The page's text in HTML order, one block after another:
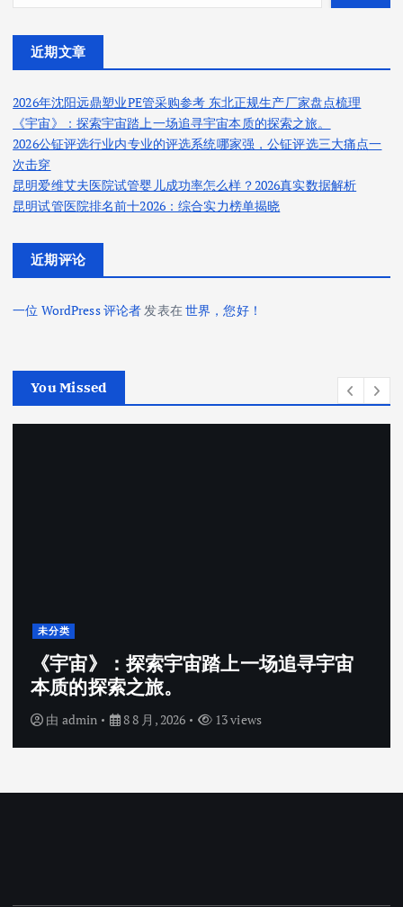
近期文章
2026年沈阳远鼎塑业PE管采购参考 东北正规生产厂家盘点梳理
《宇宙》：探索宇宙踏上一场追寻宇宙本质的探索之旅。
2026公钲评选行业内专业的评选系统哪家强，公钲评选三大痛点一
次击穿
昆明爱维艾夫医院试管婴儿成功率怎么样？2026真实数据解析
昆明试管医院排名前十2026：综合实力榜单揭晓
近期评论
一位 WordPress 评论者发表在世界，您好！
You Missed
未分类
《宇宙》：探索宇宙踏上一场追寻宇宙
本质的探索之旅。
由 admin 8 8 月, 2026 13 views